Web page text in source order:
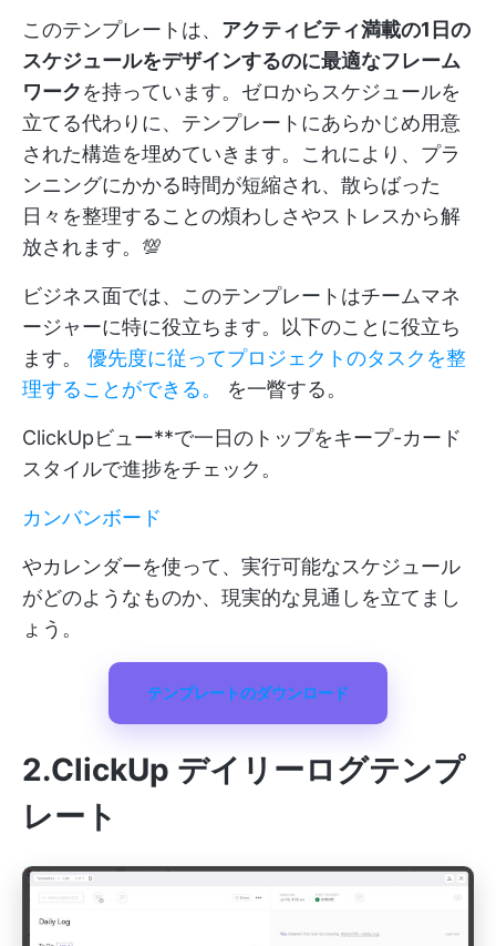
このテンプレートは、 アクティビティ満載の1日の
スケジュールをデザインするのに最適なフレーム
ワークを持っています。ゼロからスケジュールを
立てる代わりに、テンプレートにあらかじめ用意
された構造を埋めていきます。これにより、プラ
ンニングにかかる時間が短縮され、散らばった
日々を整理することの煩わしさやストレスから解
放されます。💯
ビジネス面では、このテンプレートはチームマネ
ージャーに特に役立ちます。以下のことに役立ち
ます。 優先度に従ってプロジェクトのタスクを整
理することができる。
を一瞥する。
ClickUpビュー**で一日のトップをキープ-カード
スタイルで進捗をチェック。
カンバンボード
やカレンダーを使って、実行可能なスケジュール
がどのようなものか、現実的な見通しを立てまし
ょう。
テンプレートのダウンロード
2.ClickUp デイリーログテンプ
レート